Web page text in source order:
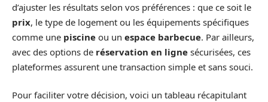
d’ajuster les résultats selon vos préférences : que ce soit le
prix, le type de logement ou les équipements spécifiques
comme une piscine ou un espace barbecue. Par ailleurs,
avec des options de réservation en ligne sécurisées, ces
plateformes assurent une transaction simple et sans souci.
Pour faciliter votre décision, voici un tableau récapitulant